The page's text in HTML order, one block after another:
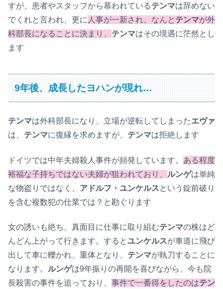
すが、患者やスタッフから慕われているテンマは辞めない
でくれと言われ、更に 人事が一新され、なんと テンマが外
科部長になることに決まり、 テンマはその境遇に茫然とし
ます
9年後、成長したヨハンが現れ…
テンマは外科部長になり、立場が逆転してしまったエヴァ
は、 テンマに復縁を求めますが、 テンマは拒絶します
ドイツでは中年夫婦殺人事件が頻発しています。 ある程度
裕福な子持ちではない夫婦が狙われており、 ルンゲは単純
な物盗りではなく、 アドルフ・ユンケルスという錠前破り
を含む複数犯の仕業では？と勘ぐります
女の誘いも絶ち、真面目に仕事に取り組むテンマの株はど
んどん上がって行きます。するとユンケルスが車道に飛び
出して車に轢かれ、重体となり、 テンマが執刀することに
なります。 ルンゲは9年振りの再開を喜びながら、今も院
長殺害の事件を追っており、 事件で一番得をしたのはテン